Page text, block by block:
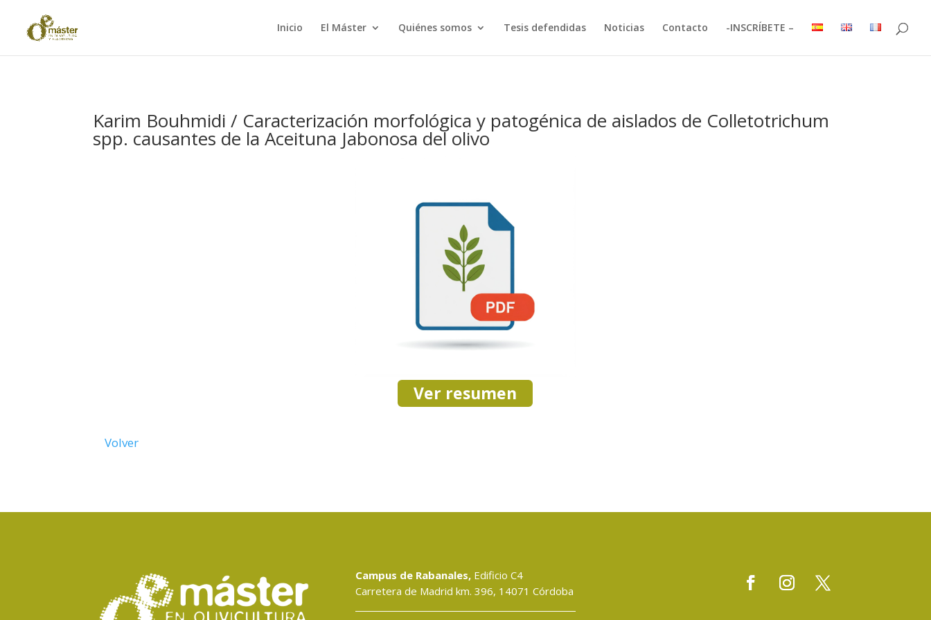
Inicio El Máster Quiénes somos Tesis defendidas Noticias Contacto -INSCRÍBETE –
Karim Bouhmidi / Caracterización morfológica y patogénica de aislados de Colletotrichum
spp. causantes de la Aceituna Jabonosa del olivo
Ver resumen
Volver
Campus de Rabanales,Edificio C4
Carretera de Madrid km. 396, 14071 Córdoba